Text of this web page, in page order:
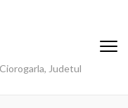
Judetul